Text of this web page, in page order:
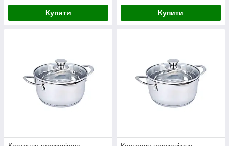
Купити Купити